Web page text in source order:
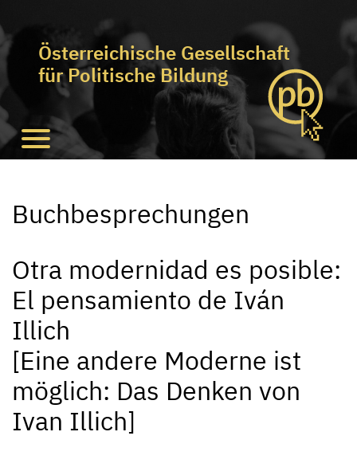
Österreichische Gesellschaft
für Politische Bildung
Buchbesprechungen
Otra modernidad es posible:
El pensamiento de Iván
Illich
[Eine andere Moderne ist
möglich: Das Denken von
Ivan Illich]